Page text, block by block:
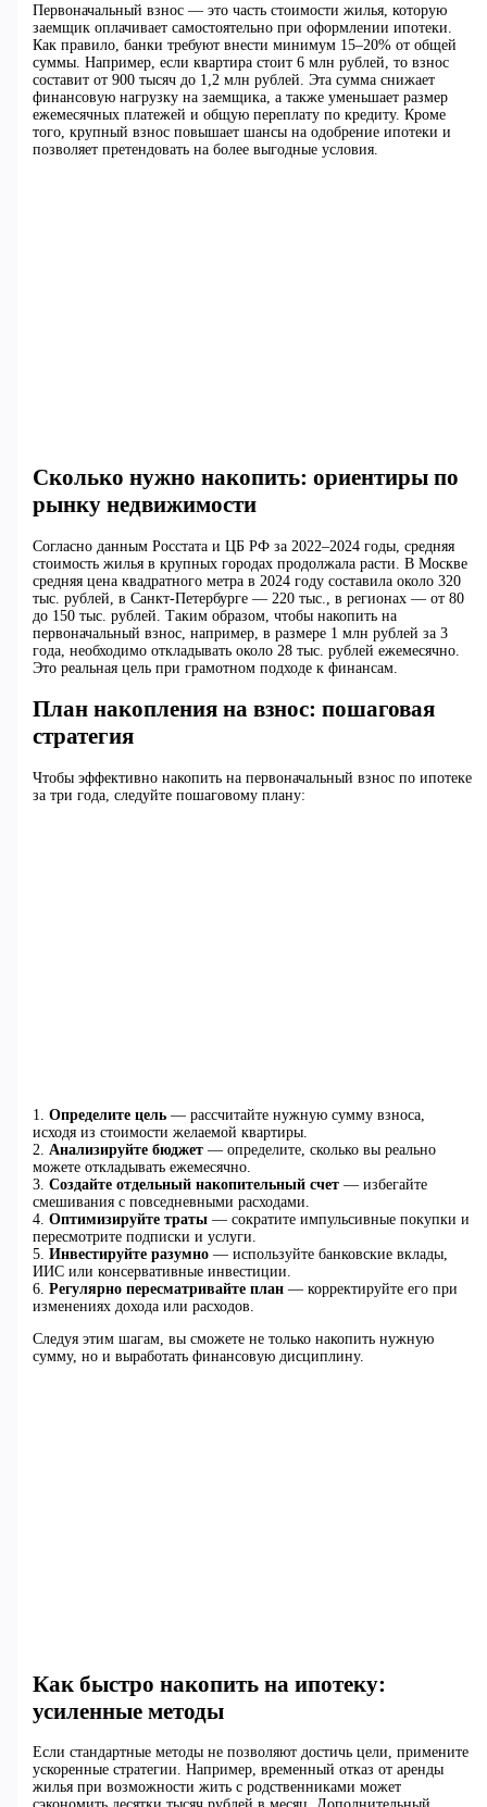
Первоначальный взнос — это часть стоимости жилья, которую
заемщик оплачивает самостоятельно при оформлении ипотеки.
Как правило, банки требуют внести минимум 15–20% от общей
суммы. Например, если квартира стоит 6 млн рублей, то взнос
составит от 900 тысяч до 1,2 млн рублей. Эта сумма снижает
финансовую нагрузку на заемщика, а также уменьшает размер
ежемесячных платежей и общую переплату по кредиту. Кроме
того, крупный взнос повышает шансы на одобрение ипотеки и
позволяет претендовать на более выгодные условия.
Сколько нужно накопить: ориентиры по
рынку недвижимости
Согласно данным Росстата и ЦБ РФ за 2022–2024 годы, средняя
стоимость жилья в крупных городах продолжала расти. В Москве
средняя цена квадратного метра в 2024 году составила около 320
тыс. рублей, в Санкт-Петербурге — 220 тыс., в регионах — от 80
до 150 тыс. рублей. Таким образом, чтобы накопить на
первоначальный взнос, например, в размере 1 млн рублей за 3
года, необходимо откладывать около 28 тыс. рублей ежемесячно.
Это реальная цель при грамотном подходе к финансам.
План накопления на взнос: пошаговая
стратегия
Чтобы эффективно накопить на первоначальный взнос по ипотеке
за три года, следуйте пошаговому плану:
1. Определите цель— рассчитайте нужную сумму взноса,
исходя из стоимости желаемой квартиры.
2. Анализируйте бюджет— определите, сколько вы реально
можете откладывать ежемесячно.
3. Создайте отдельный накопительный счет— избегайте
смешивания с повседневными расходами.
4. Оптимизируйте траты— сократите импульсивные покупки и
пересмотрите подписки и услуги.
5. Инвестируйте разумно— используйте банковские вклады,
ИИС или консервативные инвестиции.
6. Регулярно пересматривайте план— корректируйте его при
изменениях дохода или расходов.
Следуя этим шагам, вы сможете не только накопить нужную
сумму, но и выработать финансовую дисциплину.
Как быстро накопить на ипотеку:
усиленные методы
Если стандартные методы не позволяют достичь цели, примените
ускоренные стратегии. Например, временный отказ от аренды
жилья при возможности жить с родственниками может